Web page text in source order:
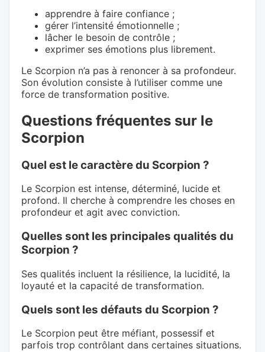
apprendre à faire confiance ;
gérer l’intensité émotionnelle ;
lâcher le besoin de contrôle ;
exprimer ses émotions plus librement.
Le Scorpion n’a pas à renoncer à sa profondeur.
Son évolution consiste à l’utiliser comme une
force de transformation positive.
Questions fréquentes sur le
Scorpion
Quel est le caractère du Scorpion ?
Le Scorpion est intense, déterminé, lucide et
profond. Il cherche à comprendre les choses en
profondeur et agit avec conviction.
Quelles sont les principales qualités du
Scorpion ?
Ses qualités incluent la résilience, la lucidité, la
loyauté et la capacité de transformation.
Quels sont les défauts du Scorpion ?
Le Scorpion peut être méfiant, possessif et
parfois trop contrôlant dans certaines situations.